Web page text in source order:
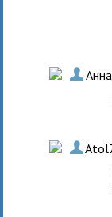
. Анна
.